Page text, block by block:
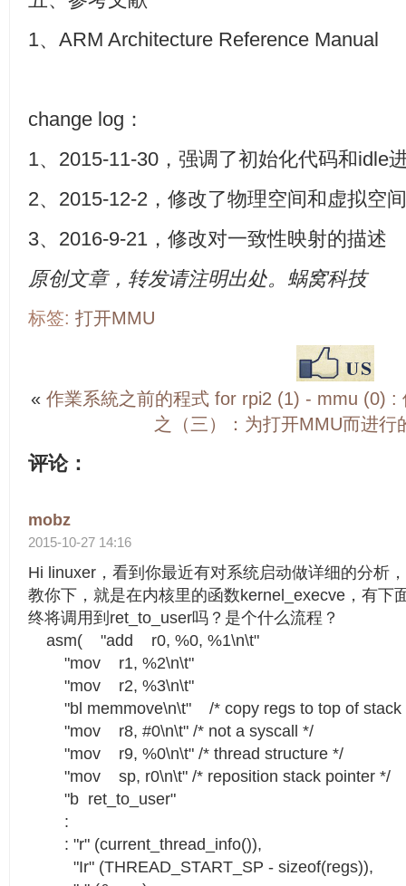
1、ARM Architecture Reference Manual
change log：
1、2015-11-30，强调了初始化代码和idle
2、2015-12-2，修改了物理空间和虚拟空
3、2016-9-21，修改对一致性映射的描述
原创文章，转发请注明出处。蜗窝科技
标签: 打开MMU
« 作業系統之前的程式 for rpi2 (1) - mmu (0) :
之（三）：为打开MMU而进行
评论：
mobz
2015-10-27 14:16
Hi linuxer，看到你最近有对系统启动做详细的分析
教你下，就是在内核里的函数kernel_execve，有下
终将调用到ret_to_user吗？是个什么流程？
asm( "add r0, %0, %1\n\t"
"mov r1, %2\n\t"
"mov r2, %3\n\t"
"bl memmove\n\t" /* copy regs to top of stack
"mov r8, #0\n\t" /* not a syscall */
"mov r9, %0\n\t" /* thread structure */
"mov sp, r0\n\t" /* reposition stack pointer */
"b ret_to_user"
:
: "r" (current_thread_info()),
"Ir" (THREAD_START_SP - sizeof(regs)),